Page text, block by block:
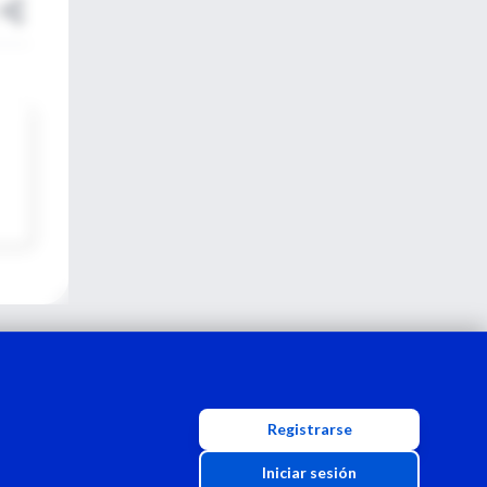
Registrarse
Iniciar sesión